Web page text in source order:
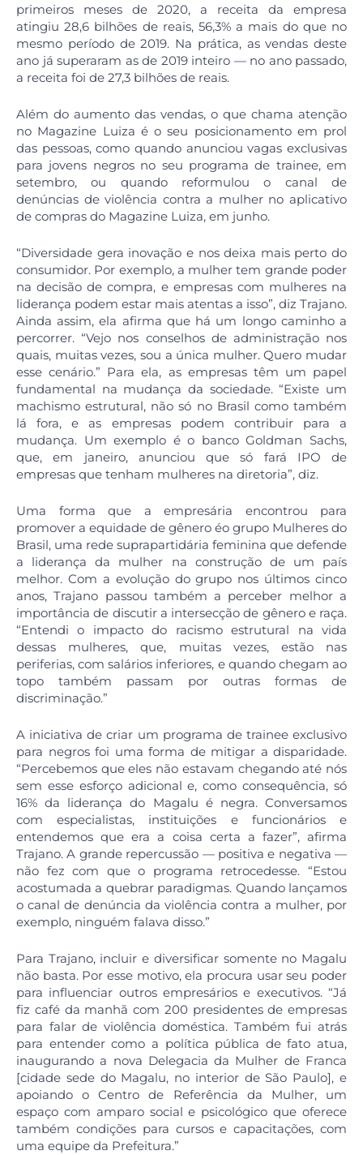
primeiros meses de 2020, a receita da empresa
atingiu 28,6 bilhões de reais, 56,3% a mais do que no
mesmo período de 2019. Na prática, as vendas deste
ano já superaram as de 2019 inteiro — no ano passado,
a receita foi de 27,3 bilhões de reais.
Além do aumento das vendas, o que chama atenção
no Magazine Luiza é o seu posicionamento em prol
das pessoas, como quando anunciou vagas exclusivas
para jovens negros no seu programa de trainee, em
setembro, ou quando reformulou o canal de
denúncias de violência contra a mulher no aplicativo
de compras do Magazine Luiza, em junho.
“Diversidade gera inovação e nos deixa mais perto do
consumidor. Por exemplo, a mulher tem grande poder
na decisão de compra, e empresas com mulheres na
liderança podem estar mais atentas a isso”, diz Trajano.
Ainda assim, ela afirma que há um longo caminho a
percorrer. “Vejo nos conselhos de administração nos
quais, muitas vezes, sou a única mulher. Quero mudar
esse cenário.” Para ela, as empresas têm um papel
fundamental na mudança da sociedade. “Existe um
machismo estrutural, não só no Brasil como também
lá fora, e as empresas podem contribuir para a
mudança. Um exemplo é o banco Goldman Sachs,
que, em janeiro, anunciou que só fará IPO de
empresas que tenham mulheres na diretoria”, diz.
Uma forma que a empresária encontrou para
promover a equidade de gênero éo grupo Mulheres do
Brasil, uma rede suprapartidária feminina que defende
a liderança da mulher na construção de um país
melhor. Com a evolução do grupo nos últimos cinco
anos, Trajano passou também a perceber melhor a
importância de discutir a intersecção de gênero e raça.
“Entendi o impacto do racismo estrutural na vida
dessas mulheres, que, muitas vezes, estão nas
periferias, com salários inferiores, e quando chegam ao
topo também passam por outras formas de
discriminação.”
A iniciativa de criar um programa de trainee exclusivo
para negros foi uma forma de mitigar a disparidade.
“Percebemos que eles não estavam chegando até nós
sem esse esforço adicional e, como consequência, só
16% da liderança do Magalu é negra. Conversamos
com especialistas, instituições e funcionários e
entendemos que era a coisa certa a fazer”, afirma
Trajano. A grande repercussão — positiva e negativa —
não fez com que o programa retrocedesse. “Estou
acostumada a quebrar paradigmas. Quando lançamos
o canal de denúncia da violência contra a mulher, por
exemplo, ninguém falava disso.”
Para Trajano, incluir e diversificar somente no Magalu
não basta. Por esse motivo, ela procura usar seu poder
para influenciar outros empresários e executivos. “Já
fiz café da manhã com 200 presidentes de empresas
para falar de violência doméstica. Também fui atrás
para entender como a política pública de fato atua,
inaugurando a nova Delegacia da Mulher de Franca
[cidade sede do Magalu, no interior de São Paulo], e
apoiando o Centro de Referência da Mulher, um
espaço com amparo social e psicológico que oferece
também condições para cursos e capacitações, com
uma equipe da Prefeitura.”